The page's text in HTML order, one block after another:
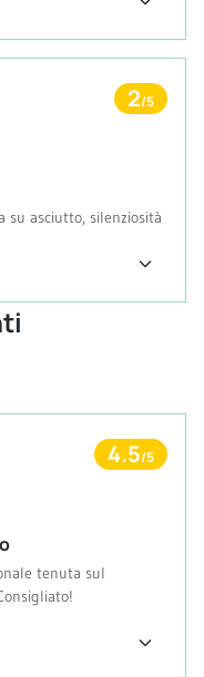
2/5
asciutto, silenziosità
4.5/5
tenuta sul